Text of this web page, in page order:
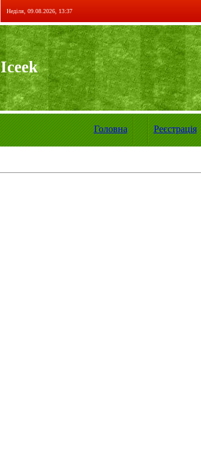
Неділя, 09.08.2026, 13:37
Iceek
Головна Реєстрація